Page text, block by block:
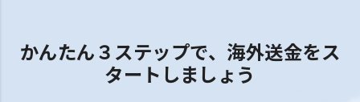
かんたん３ステップで、海外送金をス
タートしましょう